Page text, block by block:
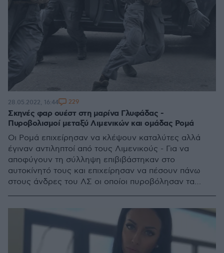
Σκηνές φαρ ουέστ στη μαρίνα Γλυφάδας -
Πυροβολισμοί μεταξύ Λιμενικών και ομάδας Ρομά
Οι Ρομά επιχείρησαν να κλέψουν καταλύτες αλλά
έγιναν αντιληπτοί από τους Λιμενικούς - Για να
αποφύγουν τη σύλληψη επιβιβάστηκαν στο
αυτοκίνητό τους και επιχείρησαν να πέσουν πάνω
στους άνδρες του ΛΣ οι οποίοι πυροβόλησαν τα
28.05.2022, 16:44 229